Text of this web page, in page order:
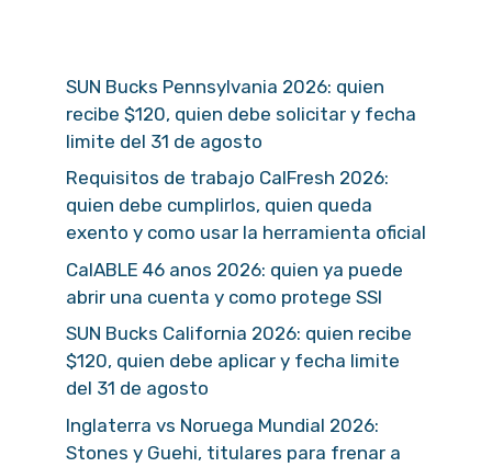
SUN Bucks Pennsylvania 2026: quien
recibe $120, quien debe solicitar y fecha
limite del 31 de agosto
Requisitos de trabajo CalFresh 2026:
quien debe cumplirlos, quien queda
exento y como usar la herramienta oficial
CalABLE 46 anos 2026: quien ya puede
abrir una cuenta y como protege SSI
SUN Bucks California 2026: quien recibe
$120, quien debe aplicar y fecha limite
del 31 de agosto
Inglaterra vs Noruega Mundial 2026:
Stones y Guehi, titulares para frenar a